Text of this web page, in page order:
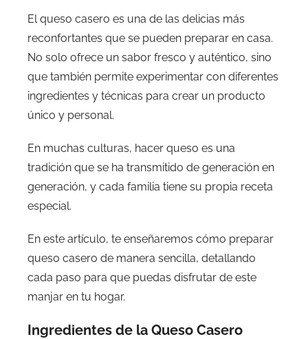
El queso casero es una de las delicias más
reconfortantes que se pueden preparar en casa.
No solo ofrece un sabor fresco y auténtico, sino
que también permite experimentar con diferentes
ingredientes y técnicas para crear un producto
único y personal.
En muchas culturas, hacer queso es una
tradición que se ha transmitido de generación en
generación, y cada familia tiene su propia receta
especial.
En este artículo, te enseñaremos cómo preparar
queso casero de manera sencilla, detallando
cada paso para que puedas disfrutar de este
manjar en tu hogar.
Ingredientes de la Queso Casero